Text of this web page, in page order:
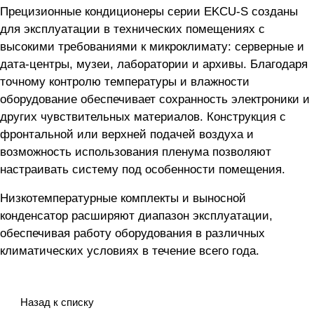
Прецизионные кондиционеры серии EKCU-S созданы
для эксплуатации в технических помещениях с
высокими требованиями к микроклимату: серверные и
дата-центры, музеи, лаборатории и архивы. Благодаря
точному контролю температуры и влажности
оборудование обеспечивает сохранность электроники и
других чувствительных материалов. Конструкция с
фронтальной или верхней подачей воздуха и
возможность использования пленума позволяют
настраивать систему под особенности помещения.
Низкотемпературные комплекты и выносной
конденсатор расширяют диапазон эксплуатации,
обеспечивая работу оборудования в различных
климатических условиях в течение всего года.
Назад к списку